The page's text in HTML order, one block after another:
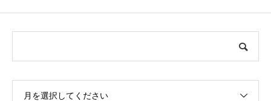
月を選択してください